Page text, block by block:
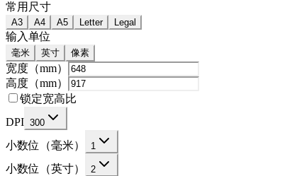
常用尺寸
A3 A4 A5 Letter Legal
输入单位
毫米 英寸 像素
宽度（mm）
高度（mm）
锁定宽高比
DPI 300
小数位（毫米） 1
小数位（英寸） 2